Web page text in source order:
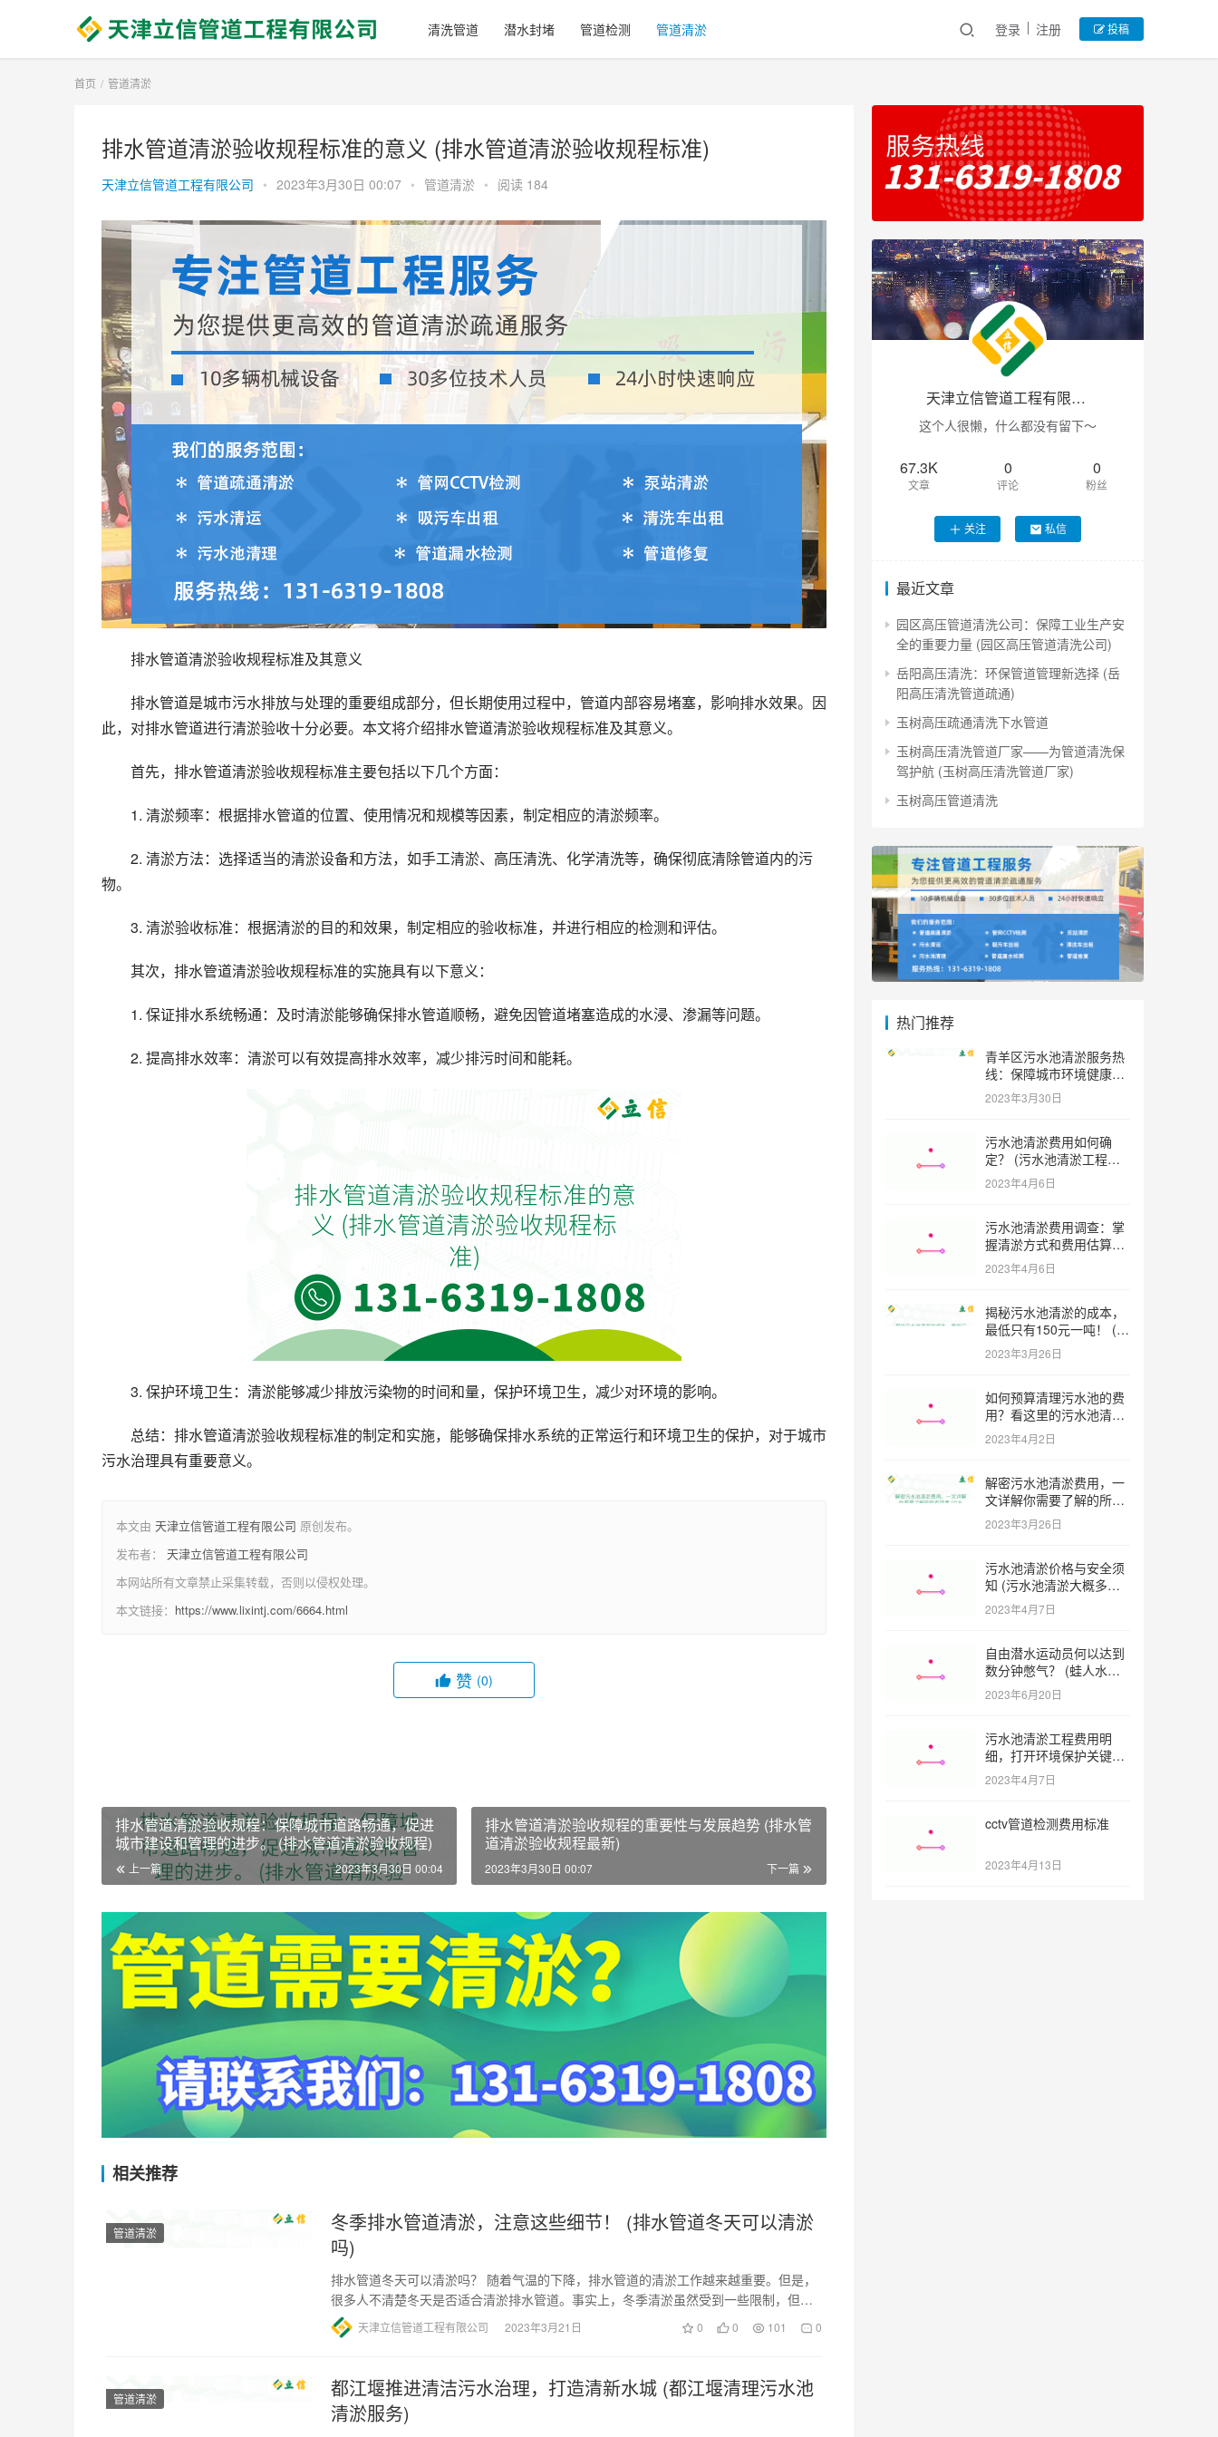
清洗管道 潜水封堵 管道检测 管道清淤 登录 注册 投稿
首页 管道清淤
排水管道清淤验收规程标准的意义 (排水管道清淤验收规程标准)
天津立信管道工程有限公司 • 2023年3月30日 00:07 • 管道清淤 • 阅读 184
排水管道清淤验收规程标准及其意义
排水管道是城市污水排放与处理的重要组成部分，但长期使用过程中，管道内部容易堵塞，影响排水效果。因
此，对排水管道进行清淤验收十分必要。本文将介绍排水管道清淤验收规程标准及其意义。
首先，排水管道清淤验收规程标准主要包括以下几个方面：
1. 清淤频率：根据排水管道的位置、使用情况和规模等因素，制定相应的清淤频率。
2. 清淤方法：选择适当的清淤设备和方法，如手工清淤、高压清洗、化学清洗等，确保彻底清除管道内的污
物。
3. 清淤验收标准：根据清淤的目的和效果，制定相应的验收标准，并进行相应的检测和评估。
其次，排水管道清淤验收规程标准的实施具有以下意义：
1. 保证排水系统畅通：及时清淤能够确保排水管道顺畅，避免因管道堵塞造成的水浸、渗漏等问题。
2. 提高排水效率：清淤可以有效提高排水效率，减少排污时间和能耗。
3. 保护环境卫生：清淤能够减少排放污染物的时间和量，保护环境卫生，减少对环境的影响。
总结：排水管道清淤验收规程标准的制定和实施，能够确保排水系统的正常运行和环境卫生的保护，对于城市
污水治理具有重要意义。
本文由 天津立信管道工程有限公司 原创发布。
发布者： 天津立信管道工程有限公司
本网站所有文章禁止采集转载，否则以侵权处理。
本文链接： https://www.lixintj.com/6664.html
赞 (0)
排水管道清淤验收规程：保障城市道路畅通，促进
城市建设和管理的进步。 (排水管道清淤验收规程)
上一篇 2023年3月30日 00:04
排水管道清淤验收规程的重要性与发展趋势 (排水管
道清淤验收规程最新)
下一篇
2023年3月30日 00:07
相关推荐
管道清淤
冬季排水管道清淤，注意这些细节！ (排水管道冬天可以清淤
吗)
排水管道冬天可以清淤吗？ 随着气温的下降，排水管道的清淤工作越来越重要。但是，
很多人不清楚冬天是否适合清淤排水管道。事实上，冬季清淤虽然受到一些限制，但是
仍然是可行的。 首先，冬季…
天津立信管道工程有限公司 2023年3月21日 0 0 101 0
管道清淤
都江堰推进清洁污水治理，打造清新水城 (都江堰清理污水池
清淤服务)
天津立信管道工程有限公司
这个人很懒，什么都没有留下～
67.3K
文章
0
评论
0
粉丝
关注 私信
最近文章
园区高压管道清洗公司：保障工业生产安
全的重要力量 (园区高压管道清洗公司)
岳阳高压清洗：环保管道管理新选择 (岳
阳高压清洗管道疏通)
玉树高压疏通清洗下水管道
玉树高压清洗管道厂家——为管道清洗保
驾护航 (玉树高压清洗管道厂家)
玉树高压管道清洗
热门推荐
青羊区污水池清淤服务热
线：保障城市环境健康和
可持续发展。 (青羊区污
水池清淤服务热线)
2023年3月30日
污水池清淤费用如何确
定？ (污水池清淤工程价
格多少)
2023年4月6日
污水池清淤费用调查：掌
握清淤方式和费用估算技
巧 (污水池清淤多少钱一
方米)
2023年4月6日
揭秘污水池清淤的成本，
最低只有150元一吨！ (污
水池清淤一米多少钱一吨)
2023年3月26日
如何预算清理污水池的费
用？看这里的污水池清淤
工程报价表范本！ (污水
池清淤工程报价表范本)
2023年4月2日
解密污水池清淤费用，一
文详解你需要了解的所有
因素 (污水池清淤一米多
少钱)
2023年3月26日
污水池清淤价格与安全须
知 (污水池清淤大概多少
一方)
2023年4月7日
自由潜水运动员何以达到
数分钟憋气？ (蛙人水下
憋气最长多久)
2023年6月20日
污水池清淤工程费用明
细，打开环境保护关键之
门 (污水池清淤工程报价
明细)
2023年4月7日
cctv管道检测费用标准
2023年4月13日